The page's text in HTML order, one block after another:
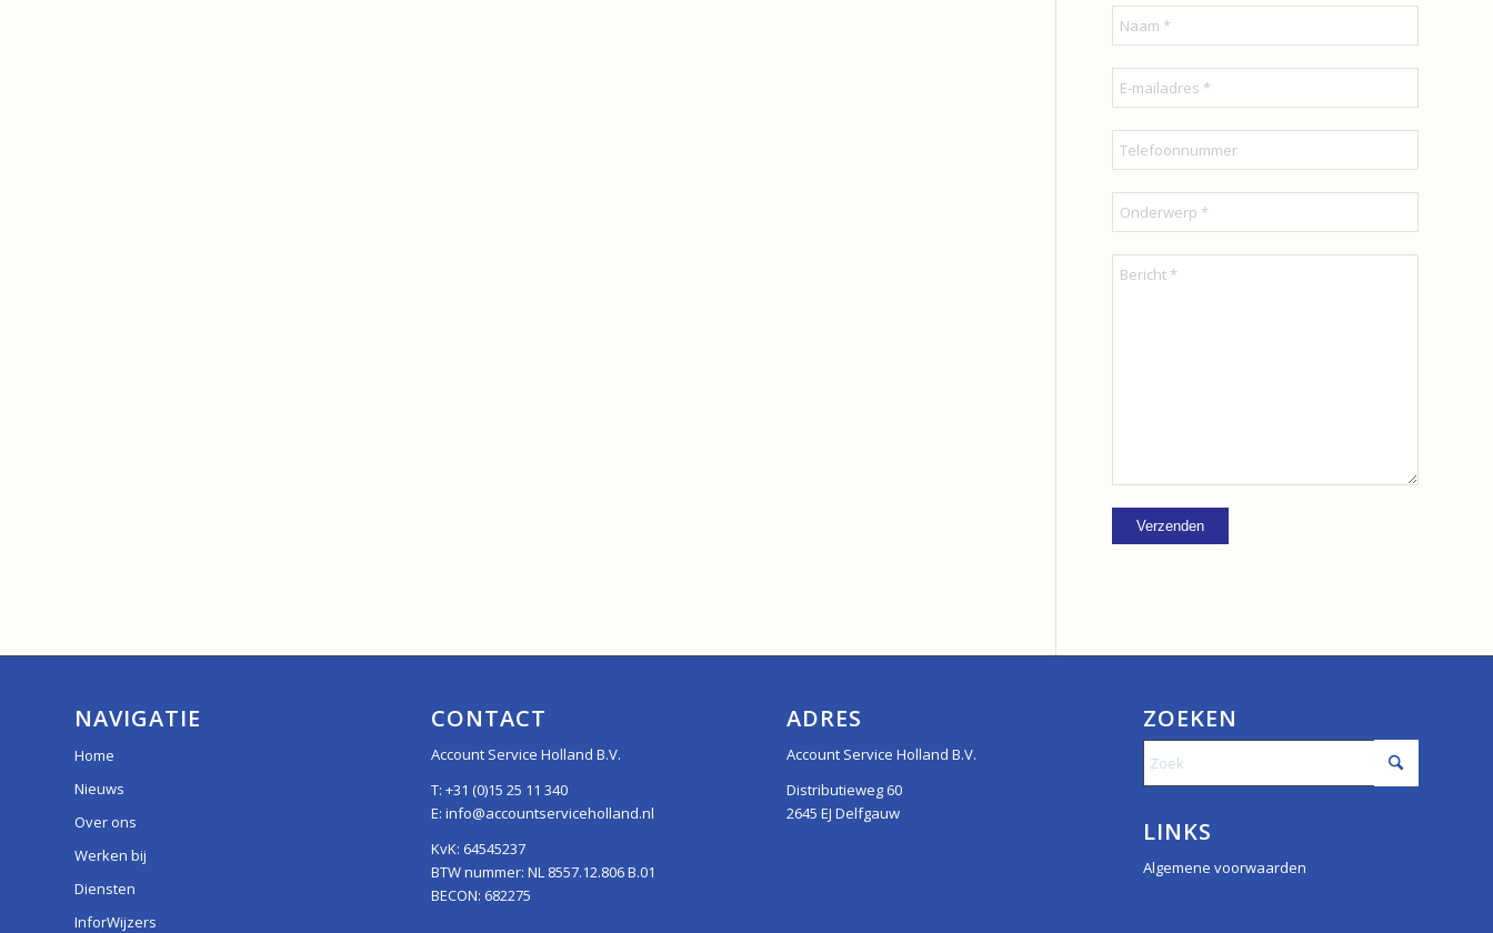
NAVIGATIE
Home
Nieuws
Over ons
Werken bij
Diensten
InforWijzers
CONTACT
Account Service Holland B.V.
T: +31 (0)15 25 11 340
E: info@accountserviceholland.nl
KvK: 64545237
BTW nummer: NL 8557.12.806 B.01
BECON: 682275
ADRES
Account Service Holland B.V.
Distributieweg 60
2645 EJ Delfgauw
ZOEKEN
LINKS
Algemene voorwaarden